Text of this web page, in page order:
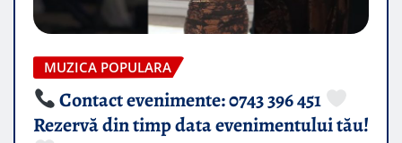
MUZICA POPULARA
Contact evenimente: 0743 396 451
Rezervă din timp data evenimentului tău!